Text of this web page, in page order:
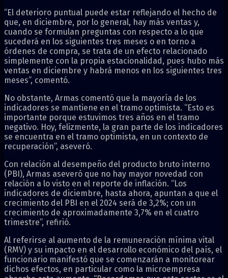
“El deterioro puntual puede estar reflejando el hecho de
que, en diciembre, por lo general, hay más ventas y,
cuando se formulan preguntas con respecto a lo que
sucederá en los siguientes tres meses o en torno a
órdenes de compra, se trata de un efecto relacionado
simplemente con la propia estacionalidad, pues hubo más
ventas en diciembre y habrá menos en los siguientes tres
meses”, comentó.
No obstante, Armas comentó que la mayoría de los
indicadores se mantiene en el tramo optimista. “Esto es
importante porque estuvimos tres años en el tramo
negativo. Hoy, felizmente, la gran parte de los indicadores
se encuentra en el tramo optimista, en un contexto de
recuperación”, aseveró.
Con relación al desempeño del producto bruto interno
(PBI), Armas aseveró que no hay mayor novedad con
relación a lo visto en el reporte de inflación. “Los
indicadores de diciembre, hasta ahora, apuntan a que el
crecimiento del PBI en el 2024 será de 3,2%; con un
crecimiento de aproximadamente 3,7% en el cuatro
trimestre”, refirió.
Al referirse al aumento de la remuneración mínima vital
(RMV) y su impacto en el desarrollo económico del país, el
funcionario manifestó que se comenzarán a monitorear
dichos efectos, en particular como la microempresa